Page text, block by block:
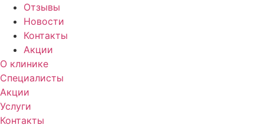
Отзывы
Новости
Контакты
Акции
О клинике
Специалисты
Акции
Услуги
Контакты